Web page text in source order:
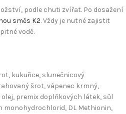
podle chuti zvířat. Po dosažení
směs K2. Vždy je nutné zajistit
vodě.
kukuřice, slunečnicový
šrot, vápenec krmný,
premix doplňkových látek, sůl
monohydrochlorid, DL Methionin,